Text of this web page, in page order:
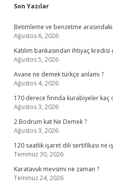
Sidebar
Son Yazılar
Betimleme ve benzetme
Ağustos 6, 2026
Katılım bankasından ihtiyaç
Ağustos 5, 2026
Avane ne demek türkçe anlamı ?
Ağustos 4, 2026
170 derece fırında kurabiyeler kaç
Ağustos 3, 2026
2 Bodrum kat Ne Demek ?
Ağustos 3, 2026
120 saatlik işaret dili sertifikası ne
Temmuz 30, 2026
Karatavuk mevsimi ne zaman ?
Temmuz 24, 2026